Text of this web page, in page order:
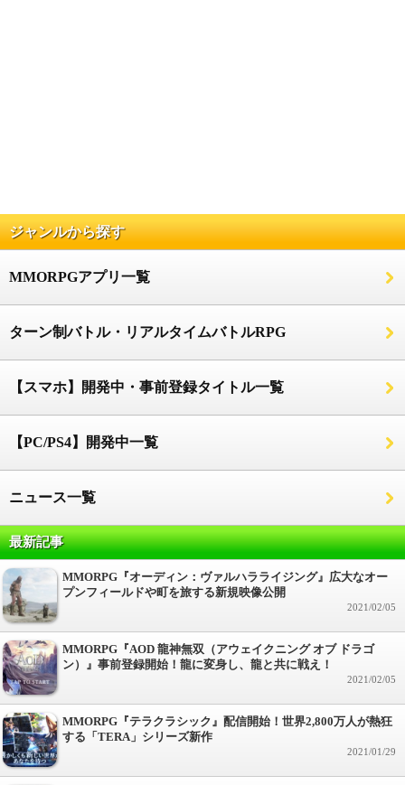
ジャンルから探す
MMORPGアプリ一覧
ターン制バトル・リアルタイムバトルRPG
【スマホ】開発中・事前登録タイトル一覧
【PC/PS4】開発中一覧
ニュース一覧
最新記事
MMORPG『オーディン：ヴァルハラライジング』広大なオー
プンフィールドや町を旅する新規映像公開
2021/02/05
MMORPG『AOD 龍神無双（アウェイクニング オブ ドラゴ
ン）』事前登録開始！龍に変身し、龍と共に戦え！
2021/02/05
MMORPG『テラクラシック』配信開始！世界2,800万人が熱狂
する「TERA」シリーズ新作
2021/01/29